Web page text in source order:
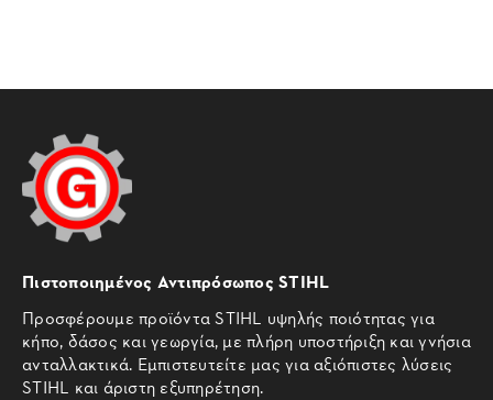
Πιστοποιημένος Αντιπρόσωπος STIHL
Προσφέρουμε προϊόντα STIHL υψηλής ποιότητας για
κήπο, δάσος και γεωργία, με πλήρη υποστήριξη και γνήσια
ανταλλακτικά. Εμπιστευτείτε μας για αξιόπιστες λύσεις
STIHL και άριστη εξυπηρέτηση.